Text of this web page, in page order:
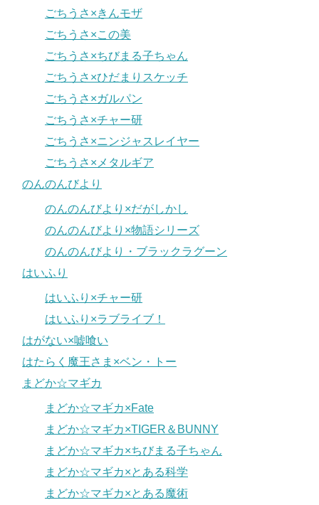
ごちうさ×きんモザ
ごちうさ×この美
ごちうさ×ちびまる子ちゃん
ごちうさ×ひだまりスケッチ
ごちうさ×ガルパン
ごちうさ×チャー研
ごちうさ×ニンジャスレイヤー
ごちうさ×メタルギア
のんのんびより
のんのんびより×だがしかし
のんのんびより×物語シリーズ
のんのんびより・ブラックラグーン
はいふり
はいふり×チャー研
はいふり×ラブライブ！
はがない×嘘喰い
はたらく魔王さま×ベン・トー
まどか☆マギカ
まどか☆マギカ×Fate
まどか☆マギカ×TIGER＆BUNNY
まどか☆マギカ×ちびまる子ちゃん
まどか☆マギカ×とある科学
まどか☆マギカ×とある魔術